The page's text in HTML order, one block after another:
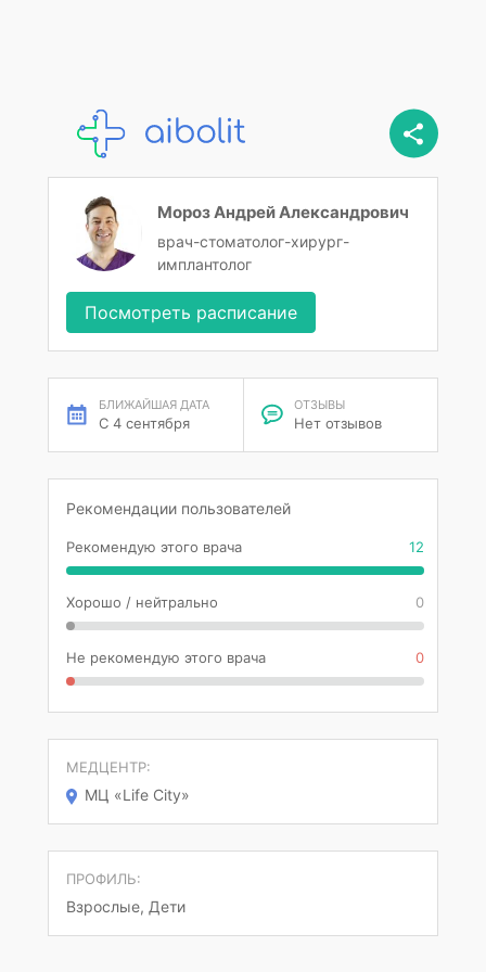
Мороз Андрей Александрович
врач-стоматолог-хирург-
имплантолог
Посмотреть расписание
БЛИЖАЙШАЯ ДАТА
С 4 сентября
ОТЗЫВЫ
Нет отзывов
Рекомендации пользователей
Рекомендую этого врача 12
Хорошо / нейтрально 0
Не рекомендую этого врача 0
МЕДЦЕНТР:
МЦ «Life City»
ПРОФИЛЬ:
Взрослые, Дети